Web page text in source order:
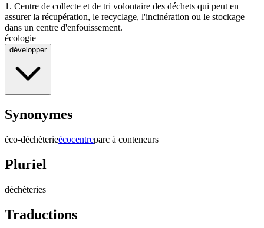
1. Centre de collecte et de tri volontaire des déchets qui peut en
assurer la récupération, le recyclage, l'incinération ou le stockage
dans un centre d'enfouissement.
écologie
développer
Synonymes
éco-déchèterieécocentreparc à conteneurs
Pluriel
déchèteries
Traductions